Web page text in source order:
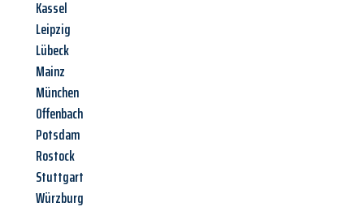
Kassel
Leipzig
Lübeck
Mainz
München
Offenbach
Potsdam
Rostock
Stuttgart
Würzburg